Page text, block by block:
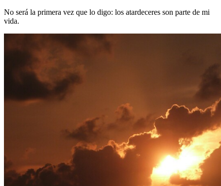
No será la primera vez que lo digo: los atardeceres son parte de mi
vida.